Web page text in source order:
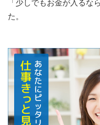
「少しでもお金が入るな
た。